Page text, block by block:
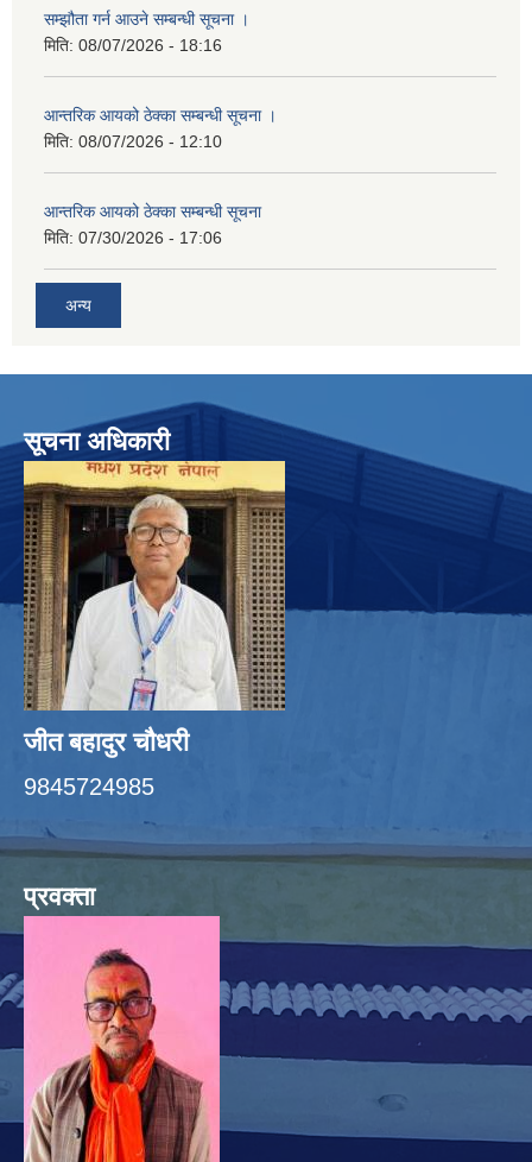
सम्झौता गर्न आउने सम्बन्धी सूचना ।
मिति: 08/07/2026 - 18:16
आन्तरिक आयको ठेक्का सम्बन्धी सूचना ।
मिति: 08/07/2026 - 12:10
आन्तरिक आयको ठेक्का सम्बन्धी सूचना
मिति: 07/30/2026 - 17:06
अन्य
सूचना अधिकारी
जीत बहादुर चाैधरी
9845724985
प्रवक्ता